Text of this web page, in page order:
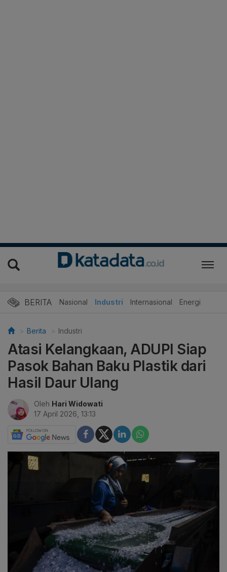
BERITA Nasional Industri Internasional Energi
Berita Industri
Atasi Kelangkaan, ADUPI Siap
Pasok Bahan Baku Plastik dari
Hasil Daur Ulang
Oleh Hari Widowati
17 April 2026, 13:13